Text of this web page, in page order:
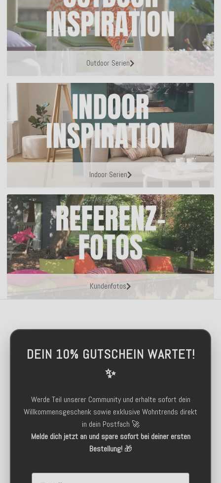
Outdoor Serien
Indoor Serien
Kundenfotos
DEIN 10% GUTSCHEIN WARTET!
✨
Werde Teil unserer Community und erhalte sofort dein
Willkommensgeschenk sowie exklusive Wohntrends direkt
in dein Postfach 🚀
Melde dich jetzt an und spare sofort bei deiner ersten
Bestellung!🎁
Email